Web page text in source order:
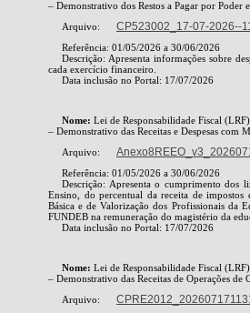
– Demonstrativo dos Restos a Pagar por Poder
Arquivo:
CP523002_17-07-2026--
Referência: 01/05/2026 a 30/06/2026
Descrição: Apresenta informações sobre
cada exercício financeiro.
Data inclusão no Portal: 17/07/2026
Nome: Lei de Responsabilidade Fiscal
– Demonstrativo das Receitas e Despesas com
Arquivo:
Referência: 01/05/2026 a 30/06/2026
Descrição: Apresenta o cumprimento dos
Ensino, do percentual da receita de impostos
Básica e de Valorização dos Profissionais da
FUNDEB na remuneração do magistério da
Data inclusão no Portal: 17/07/2026
Nome: Lei de Responsabilidade Fiscal
– Demonstrativo das Receitas de Operações de
Arquivo: